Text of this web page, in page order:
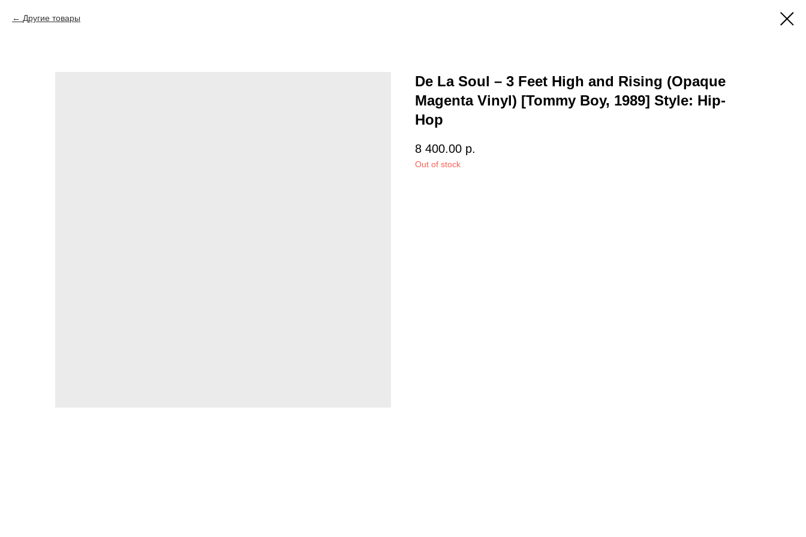
Другие товары
De La Soul – 3 Feet High and Rising (Opaque
Magenta Vinyl) [Tommy Boy, 1989] Style: Hip-
Hop
8 400.00 р.
Out of stock